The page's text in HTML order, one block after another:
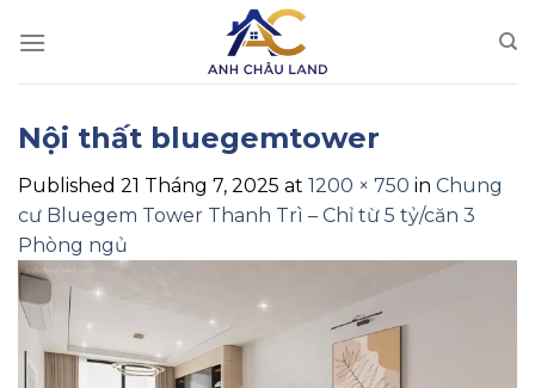
Nội thất bluegemtower
Published 21 Tháng 7, 2025 at 1200 × 750 in Chung
cư Bluegem Tower Thanh Trì – Chỉ từ 5 tỷ/căn 3
Phòng ngủ